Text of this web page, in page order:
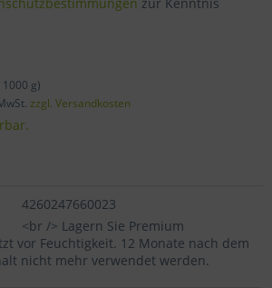
g)
zzgl. Versandkosten
4260247660023
<br /> Lagern Sie Premium
vor Feuchtigkeit. 12 Monate nach dem
nicht mehr verwendet werden.